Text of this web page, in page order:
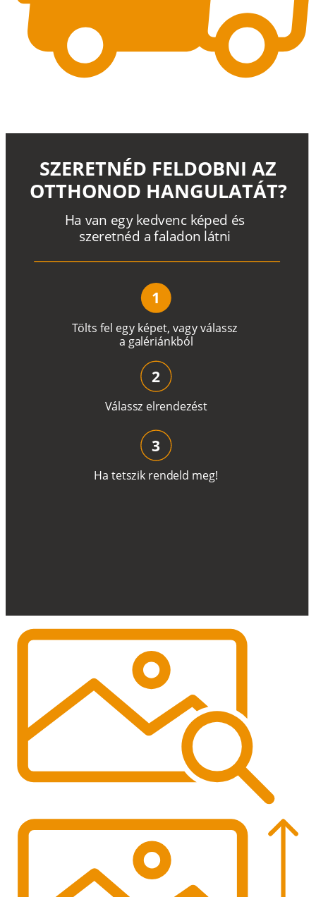
Tölts fel egy képet, vagyválassz
a galériánkból
Ha van egy kedvenc képed és
szeretnéd a faladon látni
SZERETNÉD FELDOBNI AZ
OTTHONOD HANGULATÁT?
1
Válassz elrendezést
2
Ha tetszik rendeld meg!
3